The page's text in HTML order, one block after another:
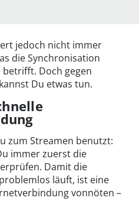
jedoch nicht immer
die Synchronisation
betrifft. Doch gegen
Du etwas tun.
zum Streamen benutzt:
immer zuerst die
Damit die
läuft, ist eine
vonnöten –